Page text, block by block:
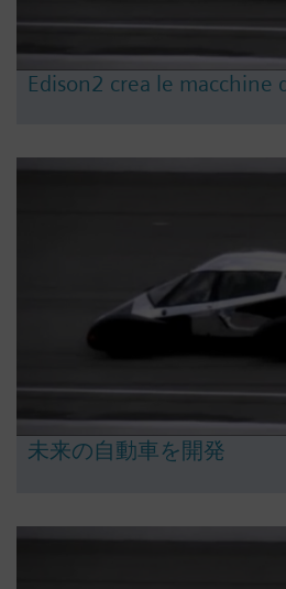
Edison2 crea le macchine
未来の自動車を開発